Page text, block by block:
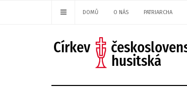
DOMŮ O NÁS PATRIARCHA